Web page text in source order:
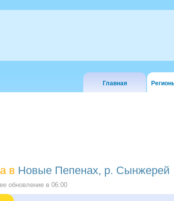
Главная
в Новые Пепенах, р. Сынжерей
обновление в 06:00